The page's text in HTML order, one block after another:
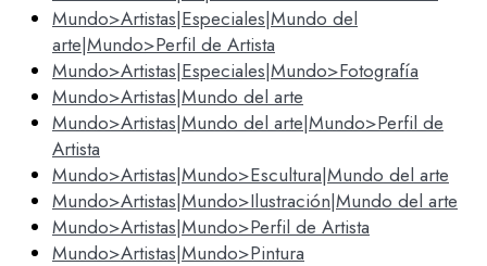
Mundo>Artistas|Especiales|Mundo del
arte|Mundo>Perfil de Artista
Mundo>Artistas|Especiales|Mundo>Fotografía
Mundo>Artistas|Mundo del arte
Mundo>Artistas|Mundo del arte|Mundo>Perfil de
Artista
Mundo>Artistas|Mundo>Escultura|Mundo del arte
Mundo>Artistas|Mundo>Ilustración|Mundo del arte
Mundo>Artistas|Mundo>Perfil de Artista
Mundo>Artistas|Mundo>Pintura